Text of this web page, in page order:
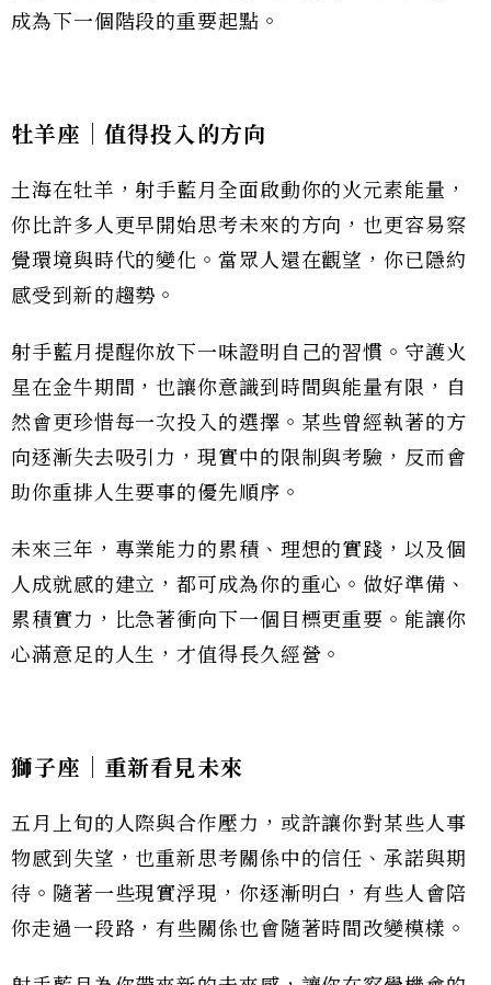
成為下一個階段的重要起點。
牡羊座｜值得投入的方向
土海在牡羊，射手藍月全面啟動你的火元素能量，
你比許多人更早開始思考未來的方向，也更容易察
覺環境與時代的變化。當眾人還在觀望，你已隱約
感受到新的趨勢。
射手藍月提醒你放下一味證明自己的習慣。守護火
星在金牛期間，也讓你意識到時間與能量有限，自
然會更珍惜每一次投入的選擇。某些曾經執著的方
向逐漸失去吸引力，現實中的限制與考驗，反而會
助你重排人生要事的優先順序。
未來三年，專業能力的累積、理想的實踐，以及個
人成就感的建立，都可成為你的重心。做好準備、
累積實力，比急著衝向下一個目標更重要。能讓你
心滿意足的人生，才值得長久經營。
獅子座｜重新看見未來
五月上旬的人際與合作壓力，或許讓你對某些人事
物感到失望，也重新思考關係中的信任、承諾與期
待。隨著一些現實浮現，你逐漸明白，有些人會陪
你走過一段路，有些關係也會隨著時間改變模樣。